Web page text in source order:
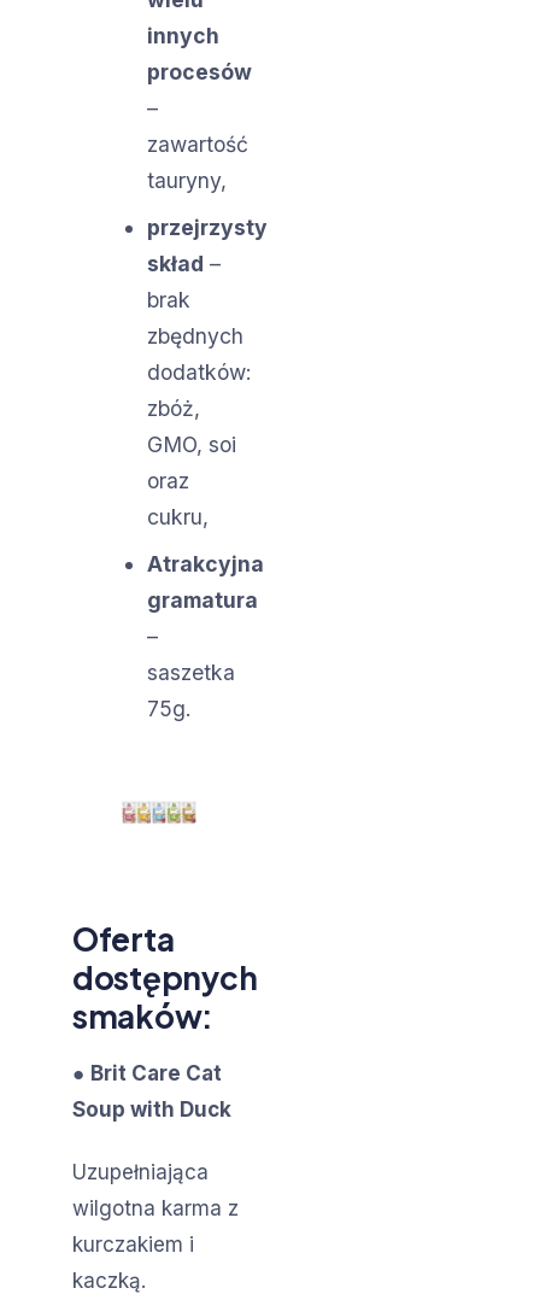
innych
procesów
–
zawartość
tauryny,
przejrzysty
skład –
brak
zbędnych
dodatków:
zbóż,
GMO, soi
oraz
cukru,
Atrakcyjna
gramatura
–
saszetka
75g.
Oferta
dostępnych
smaków:
● Brit Care Cat
Soup with Duck
Uzupełniająca
wilgotna karma z
kurczakiem i
kaczką.